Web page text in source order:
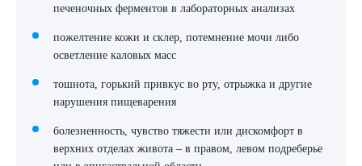
печеночных ферментов в лабораторных анализах
пожелтение кожи и склер, потемнение мочи либо
осветление каловых масс
тошнота, горький привкус во рту, отрыжка и другие
нарушения пищеварения
болезненность, чувство тяжести или дискомфорт в
верхних отделах живота – в правом, левом подреберье